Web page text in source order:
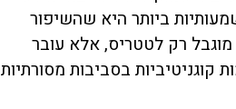
ביותר היא שהשיפור
רק לטטריס, אלא עובר
בסביבות מסורתיות